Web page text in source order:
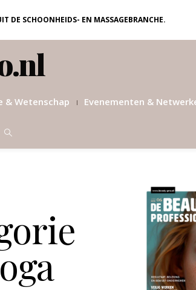
DE SCHOONHEIDS- EN MASSAGEBRANCHE.
& Wetenschap Evenementen &